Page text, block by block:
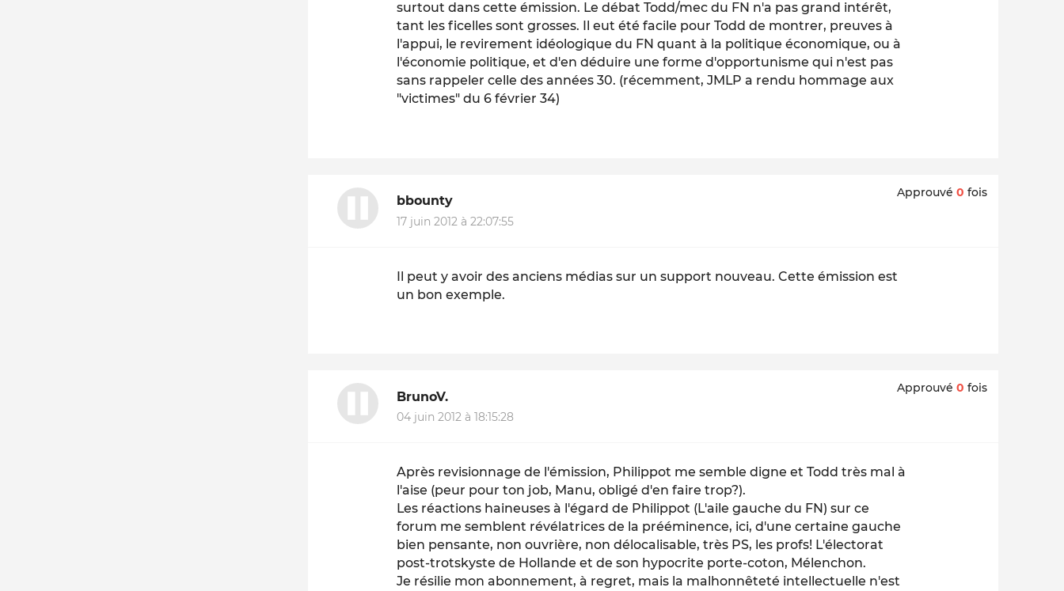
surtout dans cette émission. Le débat Todd/mec du FN n'a pas grand intérêt,
tant les ficelles sont grosses. Il eut été facile pour Todd de montrer, preuves à
l'appui, le revirement idéologique du FN quant à la politique économique, ou à
l'économie politique, et d'en déduire une forme d'opportunisme qui n'est pas
sans rappeler celle des années 30. (récemment, JMLP a rendu hommage aux
"victimes" du 6 février 34)
bbounty
17 juin 2012 à 22:07:55
Approuvé 0 fois
Il peut y avoir des anciens médias sur un support nouveau. Cette émission est
un bon exemple.
BrunoV.
04 juin 2012 à 18:15:28
Approuvé 0 fois
Après revisionnage de l'émission, Philippot me semble digne et Todd très mal à
l'aise (peur pour ton job, Manu, obligé d'en faire trop?).
Les réactions haineuses à l'égard de Philippot (L'aile gauche du FN) sur ce
forum me semblent révélatrices de la prééminence, ici, d'une certaine gauche
bien pensante, non ouvrière, non délocalisable, très PS, les profs! L'électorat
post-trotskyste de Hollande et de son hypocrite porte-coton, Mélenchon.
Je résilie mon abonnement, à regret, mais la malhonnêteté intellectuelle n'est